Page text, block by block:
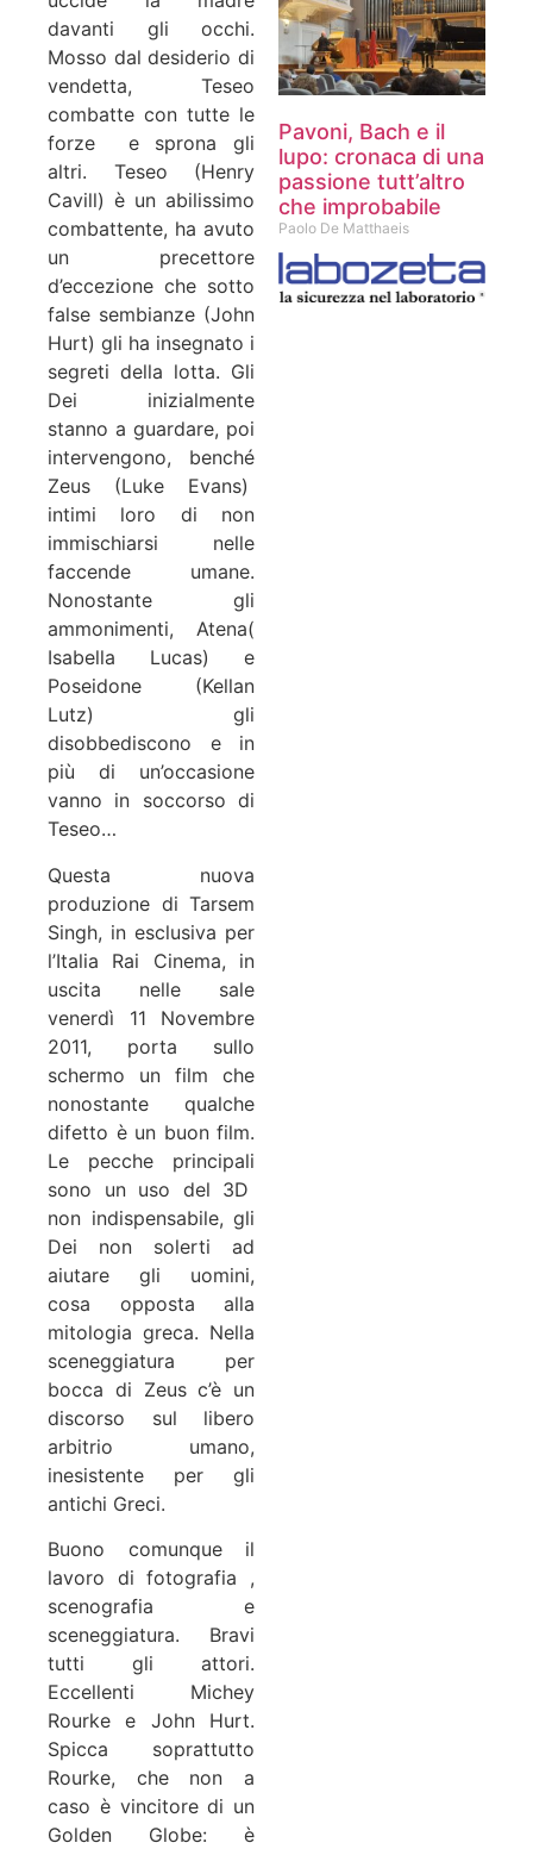
davanti gli occhi.
Mosso dal desiderio di
vendetta, Teseo
combatte con tutte le
forze e sprona gli
altri. Teseo (Henry
Cavill) è un abilissimo
combattente, ha avuto
un precettore
d’eccezione che sotto
false sembianze (John
Hurt) gli ha insegnato i
segreti della lotta. Gli
Dei inizialmente
stanno a guardare, poi
intervengono, benché
Zeus (Luke Evans)
intimi loro di non
immischiarsi nelle
faccende umane.
Nonostante gli
ammonimenti, Atena(
Isabella Lucas) e
Poseidone (Kellan
Lutz) gli
disobbediscono e in
più di un’occasione
vanno in soccorso di
Teseo…
Questa nuova
produzione di Tarsem
Singh, in esclusiva per
l’Italia Rai Cinema, in
uscita nelle sale
venerdì 11 Novembre
2011, porta sullo
schermo un film che
nonostante qualche
difetto è un buon film.
Le pecche principali
sono un uso del 3D
non indispensabile, gli
Dei non solerti ad
aiutare gli uomini,
cosa opposta alla
mitologia greca. Nella
sceneggiatura per
bocca di Zeus c’è un
discorso sul libero
arbitrio umano,
inesistente per gli
antichi Greci.
Buono comunque il
lavoro di fotografia ,
scenografia e
sceneggiatura. Bravi
tutti gli attori.
Eccellenti Michey
Rourke e John Hurt.
Spicca soprattutto
Rourke, che non a
caso è vincitore di un
Golden Globe: è
Pavoni, Bach e il
lupo: cronaca di una
passione tutt’altro
che improbabile
Paolo De Matthaeis